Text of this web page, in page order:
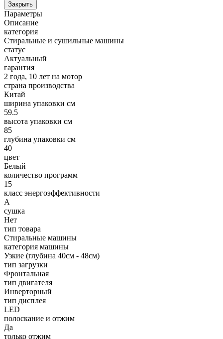
Закрыть
Параметры
Описание
категория
Стиральные и сушильные машины
статус
Актуальный
гарантия
2 года, 10 лет на мотор
страна производства
Китай
ширина упаковки см
59.5
высота упаковки см
85
глубина упаковки см
40
цвет
Белый
количество программ
15
класс энергоэффективности
A
сушка
Нет
тип товара
Стиральные машины
категория машины
Узкие (глубина 40см - 48см)
тип загрузки
Фронтальная
тип двигателя
Инверторный
тип дисплея
LED
полоскание и отжим
Да
только отжим